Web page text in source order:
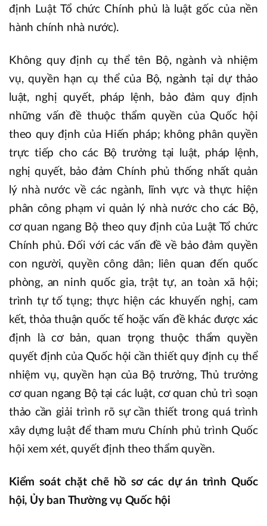
định Luật Tổ chức Chính phủ là luật gốc của nền
hành chính nhà nước).
Không quy định cụ thể tên Bộ, ngành và nhiệm
vụ, quyền hạn cụ thể của Bộ, ngành tại dự thảo
luật, nghị quyết, pháp lệnh, bảo đảm quy định
những vấn đề thuộc thẩm quyền của Quốc hội
theo quy định của Hiến pháp; không phân quyền
trực tiếp cho các Bộ trưởng tại luật, pháp lệnh,
nghị quyết, bảo đảm Chính phủ thống nhất quản
lý nhà nước về các ngành, lĩnh vực và thực hiện
phân công phạm vi quản lý nhà nước cho các Bộ,
cơ quan ngang Bộ theo quy định của Luật Tổ chức
Chính phủ. Đối với các vấn đề về bảo đảm quyền
con người, quyền công dân; liên quan đến quốc
phòng, an ninh quốc gia, trật tự, an toàn xã hội;
trình tự tố tụng; thực hiện các khuyến nghị, cam
kết, thỏa thuận quốc tế hoặc vấn đề khác được xác
định là cơ bản, quan trọng thuộc thẩm quyền
quyết định của Quốc hội cần thiết quy định cụ thể
nhiệm vụ, quyền hạn của Bộ trưởng, Thủ trưởng
cơ quan ngang Bộ tại các luật, cơ quan chủ trì soạn
thảo cần giải trình rõ sự cần thiết trong quá trình
xây dựng luật để tham mưu Chính phủ trình Quốc
hội xem xét, quyết định theo thẩm quyền.
Kiểm soát chặt chẽ hồ sơ các dự án trình Quốc
hội, Ủy ban Thường vụ Quốc hội